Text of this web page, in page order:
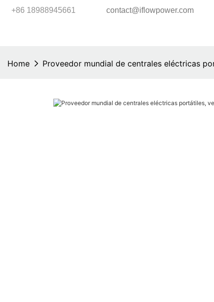
+86 18988945661 contact@iflowpower.com
Home Proveedor mundial de centrales eléctricas